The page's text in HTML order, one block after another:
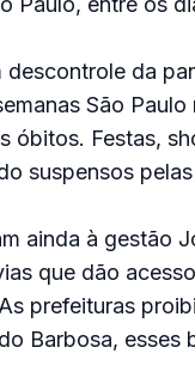
descontrole da
São
óbitos. Festas,
suspensos
ainda à gestão
que dão
prefeituras
Barbosa, esses